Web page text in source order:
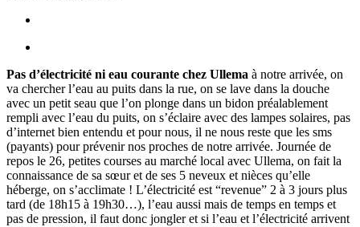
Pas d’électricité ni eau courante chez Ullema à notre arrivée, on
va chercher l’eau au puits dans la rue, on se lave dans la douche
avec un petit seau que l’on plonge dans un bidon préalablement
rempli avec l’eau du puits, on s’éclaire avec des lampes solaires, pas
d’internet bien entendu et pour nous, il ne nous reste que les sms
(payants) pour prévenir nos proches de notre arrivée. Journée de
repos le 26, petites courses au marché local avec Ullema, on fait la
connaissance de sa sœur et de ses 5 neveux et nièces qu’elle
héberge, on s’acclimate ! L’électricité est “revenue” 2 à 3 jours plus
tard (de 18h15 à 19h30…), l’eau aussi mais de temps en temps et
pas de pression, il faut donc jongler et si l’eau et l’électricité arrivent